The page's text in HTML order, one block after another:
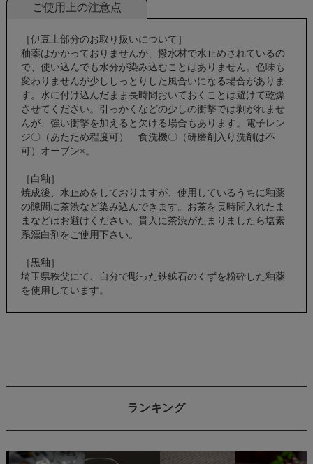
ご使用上の注意点
［伊豆土部分のお取り扱いについて］
釉薬はかかっておりませんが、撥水材で水止めされているの
で、使い込んでも水分が染み込むことはありません。色味も
変わりませんが少ししっとりした風合いになる場合がありま
す。水に付け込んだまま長時間おいておくことは避けて乾燥
させてください。引っかくなどの少しの衝撃では剥がれませ
んが、強い衝撃を加えると欠ける場合もあります。電子レン
ジ〇（あたため程度可） 食洗機〇（研磨剤入り洗剤は不
可）オーブン×。
［白釉］
焼成後、水止めをしておりますが、使用しているうちに釉薬
の隙間に茶渋など染み込んできます。お茶を長時間入れたま
まなどはお避けください。貫入に茶渋がたまりましたら塩素
系漂白剤をご使用下さい。
［黒釉］
埼玉県秩父にて、自分で彫った鉄鉱石のくずを粉砕した釉薬
を使用しています。
ランキング